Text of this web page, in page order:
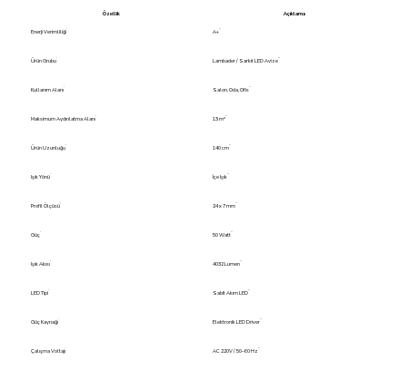
Özellik Açıklama
Enerji Verimliliği A+
Ürün Grubu Lambader / Sarkıt LED Avize
Kullanım Alanı Salon, Oda, Ofis
Maksimum Aydınlatma Alanı 13 m²
Ürün Uzunluğu 140 cm
Işık Yönü İçe Işık
Profil Ölçüsü 24 x 7 mm
Güç 50 Watt
Işık Akısı 4032 Lumen
LED Tipi Sabit Akım LED
Güç Kaynağı Elektronik LED Driver
Çalışma Voltajı AC 220V / 50–60 Hz